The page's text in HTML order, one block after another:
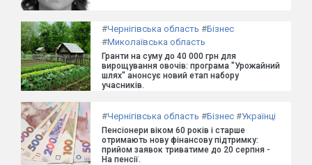
#Чернігівська область #Бізнес
#Миколаївська область
Гранти на суму до 40 000 грн для
вирощування овочів: програма "Урожайний
шлях" анонсує новий етап набору
учасників.
#Чернігівська область #Бізнес #Українці
Пенсіонери віком 60 років і старше
отримають нову фінансову підтримку:
прийом заявок триватиме до 20 серпня -
На пенсії.